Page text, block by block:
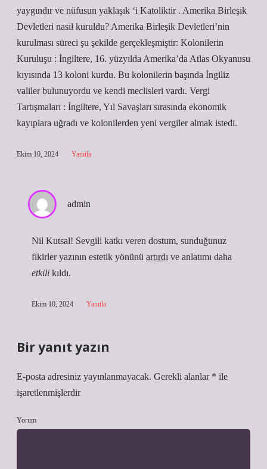
yaygındır ve nüfusun yaklaşık ‘i Katoliktir . Amerika Birleşik
Devletleri nasıl kuruldu? Amerika Birleşik Devletleri’nin
kurulması süreci şu şekilde gerçekleşmiştir: Kolonilerin
Kuruluşu : İngiltere, 16. yüzyılda Amerika’da Atlas Okyanusu
kıyısında 13 koloni kurdu. Bu kolonilerin başında İngiliz
valiler bulunuyordu ve kendi meclisleri vardı. Vergi
Tartışmaları : İngiltere, Yıl Savaşları sırasında ekonomik
kayıplara uğradı ve kolonilerden yeni vergiler almak istedi.
Ekim 10, 2024 Yanıtla
admin
Nil Kutsal! Sevgili katkı veren dostum, sunduğunuz
fikirler yazının estetik yönünü artırdı ve anlatımı daha
etkili kıldı.
Ekim 10, 2024 Yanıtla
Bir yanıt yazın
E-posta adresiniz yayınlanmayacak. Gerekli alanlar * ile
işaretlenmişlerdir
Yorum